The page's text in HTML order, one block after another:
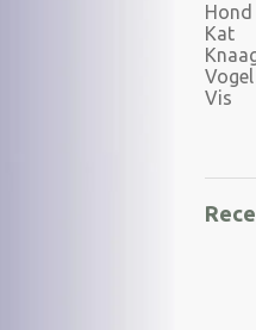
Hond
Kat
Vogel
Vis